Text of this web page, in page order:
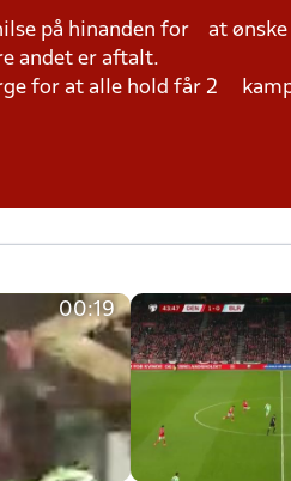
på hinanden for at
andet er aftalt.
for at alle hold får 2
00:19